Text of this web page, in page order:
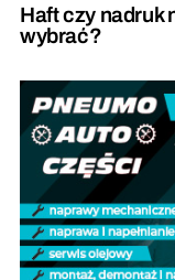
Haft czy nadruk
wybrać?